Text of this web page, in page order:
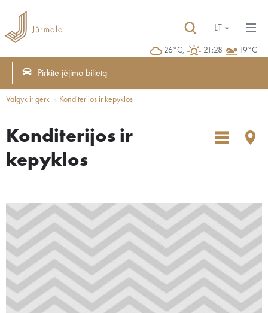
26°C, 21:28 19°C
LT
Pirkite įėjimo bilietą
Valgyk ir gerk Konditerijos ir kepyklos
Konditerijos ir
kepyklos